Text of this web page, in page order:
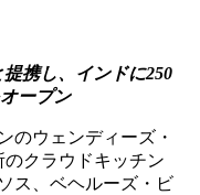
携し、インドに250
ープン
のウェンディーズ・
のクラウドキッチン
ス、ベヘルーズ・ビ